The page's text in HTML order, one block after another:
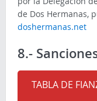
de Dos Hermanas,
doshermanas.net
8.-
TABLA DE